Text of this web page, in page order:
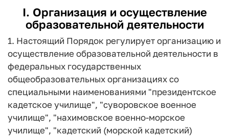
I. Организация и осуществление
образовательной деятельности
1. Настоящий Порядок регулирует организацию и
осуществление образовательной деятельности в
федеральных государственных
общеобразовательных организациях со
специальными наименованиями "президентское
кадетское училище", "суворовское военное
училище", "нахимовское военно-морское
училище", "кадетский (морской кадетский)